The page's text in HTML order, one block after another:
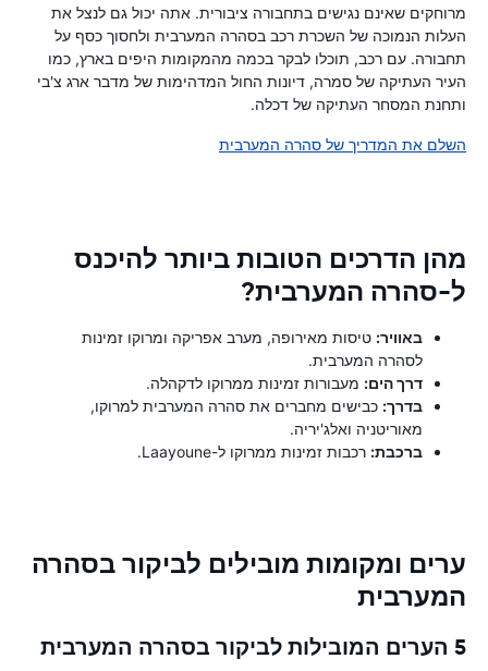
מרוחקים שאינם נגישים בתחבורה ציבורית. אתה יכול גם לנצל את
העלות הנמוכה של השכרת רכב בסהרה המערבית ולחסוך כסף על
תחבורה. עם רכב, תוכלו לבקר בכמה מהמקומות היפים בארץ, כמו
העיר העתיקה של סמרה, דיונות החול המדהימות של מדבר ארג צ'בי
ותחנת המסחר העתיקה של דכלה.
השלם את המדריך של סהרה המערבית
מהן הדרכים הטובות ביותר להיכנס
ל-סהרה המערבית?
באוויר: טיסות מאירופה, מערב אפריקה ומרוקו זמינות
לסהרה המערבית.
דרך הים: מעבורות זמינות ממרוקו לדקהלה.
בדרך: כבישים מחברים את סהרה המערבית למרוקו,
מאוריטניה ואלג'יריה.
ברכבת: רכבות זמינות ממרוקו ל-Laayoune.
ערים ומקומות מובילים לביקור בסהרה
המערבית
5 הערים המובילות לביקור בסהרה המערבית